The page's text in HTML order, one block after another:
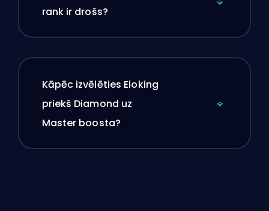
rank ir drošs?
Kāpēc izvēlēties Eloking
priekš Diamond uz
Master boosta?